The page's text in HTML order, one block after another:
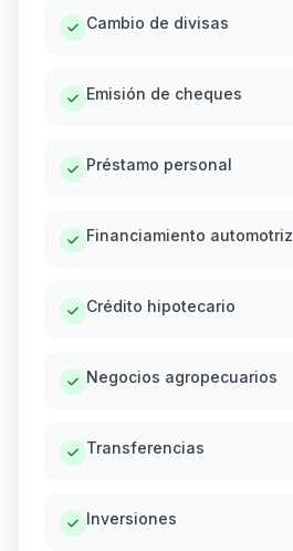
Cambio de divisas
Emisión de cheques
Préstamo personal
Financiamiento automotriz
Crédito hipotecario
Negocios agropecuarios
Transferencias
Inversiones